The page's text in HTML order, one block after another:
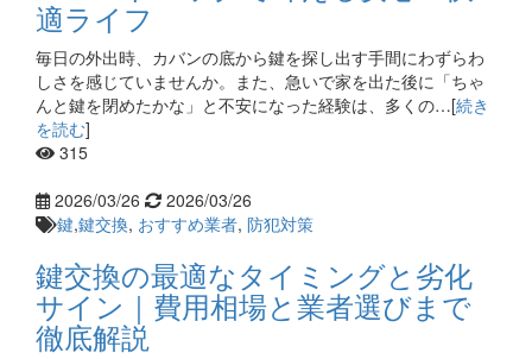
適ライフ
毎日の外出時、カバンの底から鍵を探し出す手間にわずらわ
しさを感じていませんか。また、急いで家を出た後に「ちゃ
んと鍵を閉めたかな」と不安になった経験は、多くの…[続き
を読む]
315
2026/03/26
2026/03/26
鍵,鍵交換, おすすめ業者, 防犯対策
鍵交換の最適なタイミングと劣化
サイン｜費用相場と業者選びまで
徹底解説